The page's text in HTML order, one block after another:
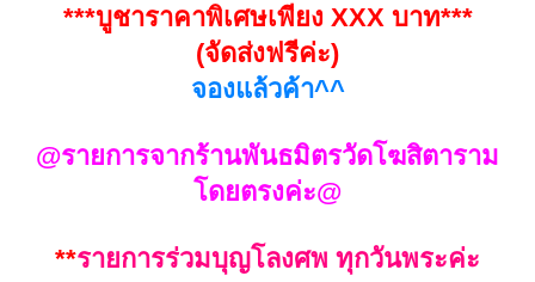
***บูชาราคาพิเศษเพียง XXX บาท***
(จัดส่งฟรีค่ะ)
จองแล้วค้า^^
@รายการจากร้านพันธมิตรวัดโฆสิตาราม
โดยตรงค่ะ@
**รายการร่วมบุญโลงศพ ทุกวันพระค่ะ